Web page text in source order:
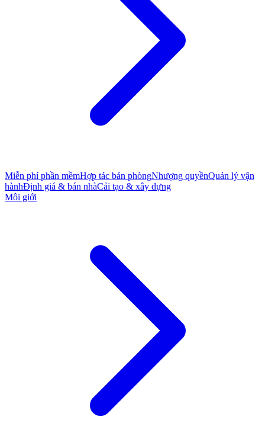
Miễn phí phần mềmHợp tác bán phòngNhượng quyềnQuản lý vận
hànhĐịnh giá & bán nhàCải tạo & xây dựng
Môi giới